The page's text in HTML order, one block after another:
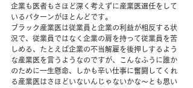
企業も医者もさほど深く考えずに産業医選任をして
いるパターンがほとんどです。
ブラック産業医は従業員と企業の利益が相反する状
況で、従業員ではなく企業の肩を持って従業員を苦
しめる、たとえば企業の不当解雇を後押しするよう
な産業医を言うようなのですが、こんなふうに誰か
のために一生懸命、しかも辛い仕事に奮闘してくれ
る産業医はさほどいないんじゃないかな～とも思い